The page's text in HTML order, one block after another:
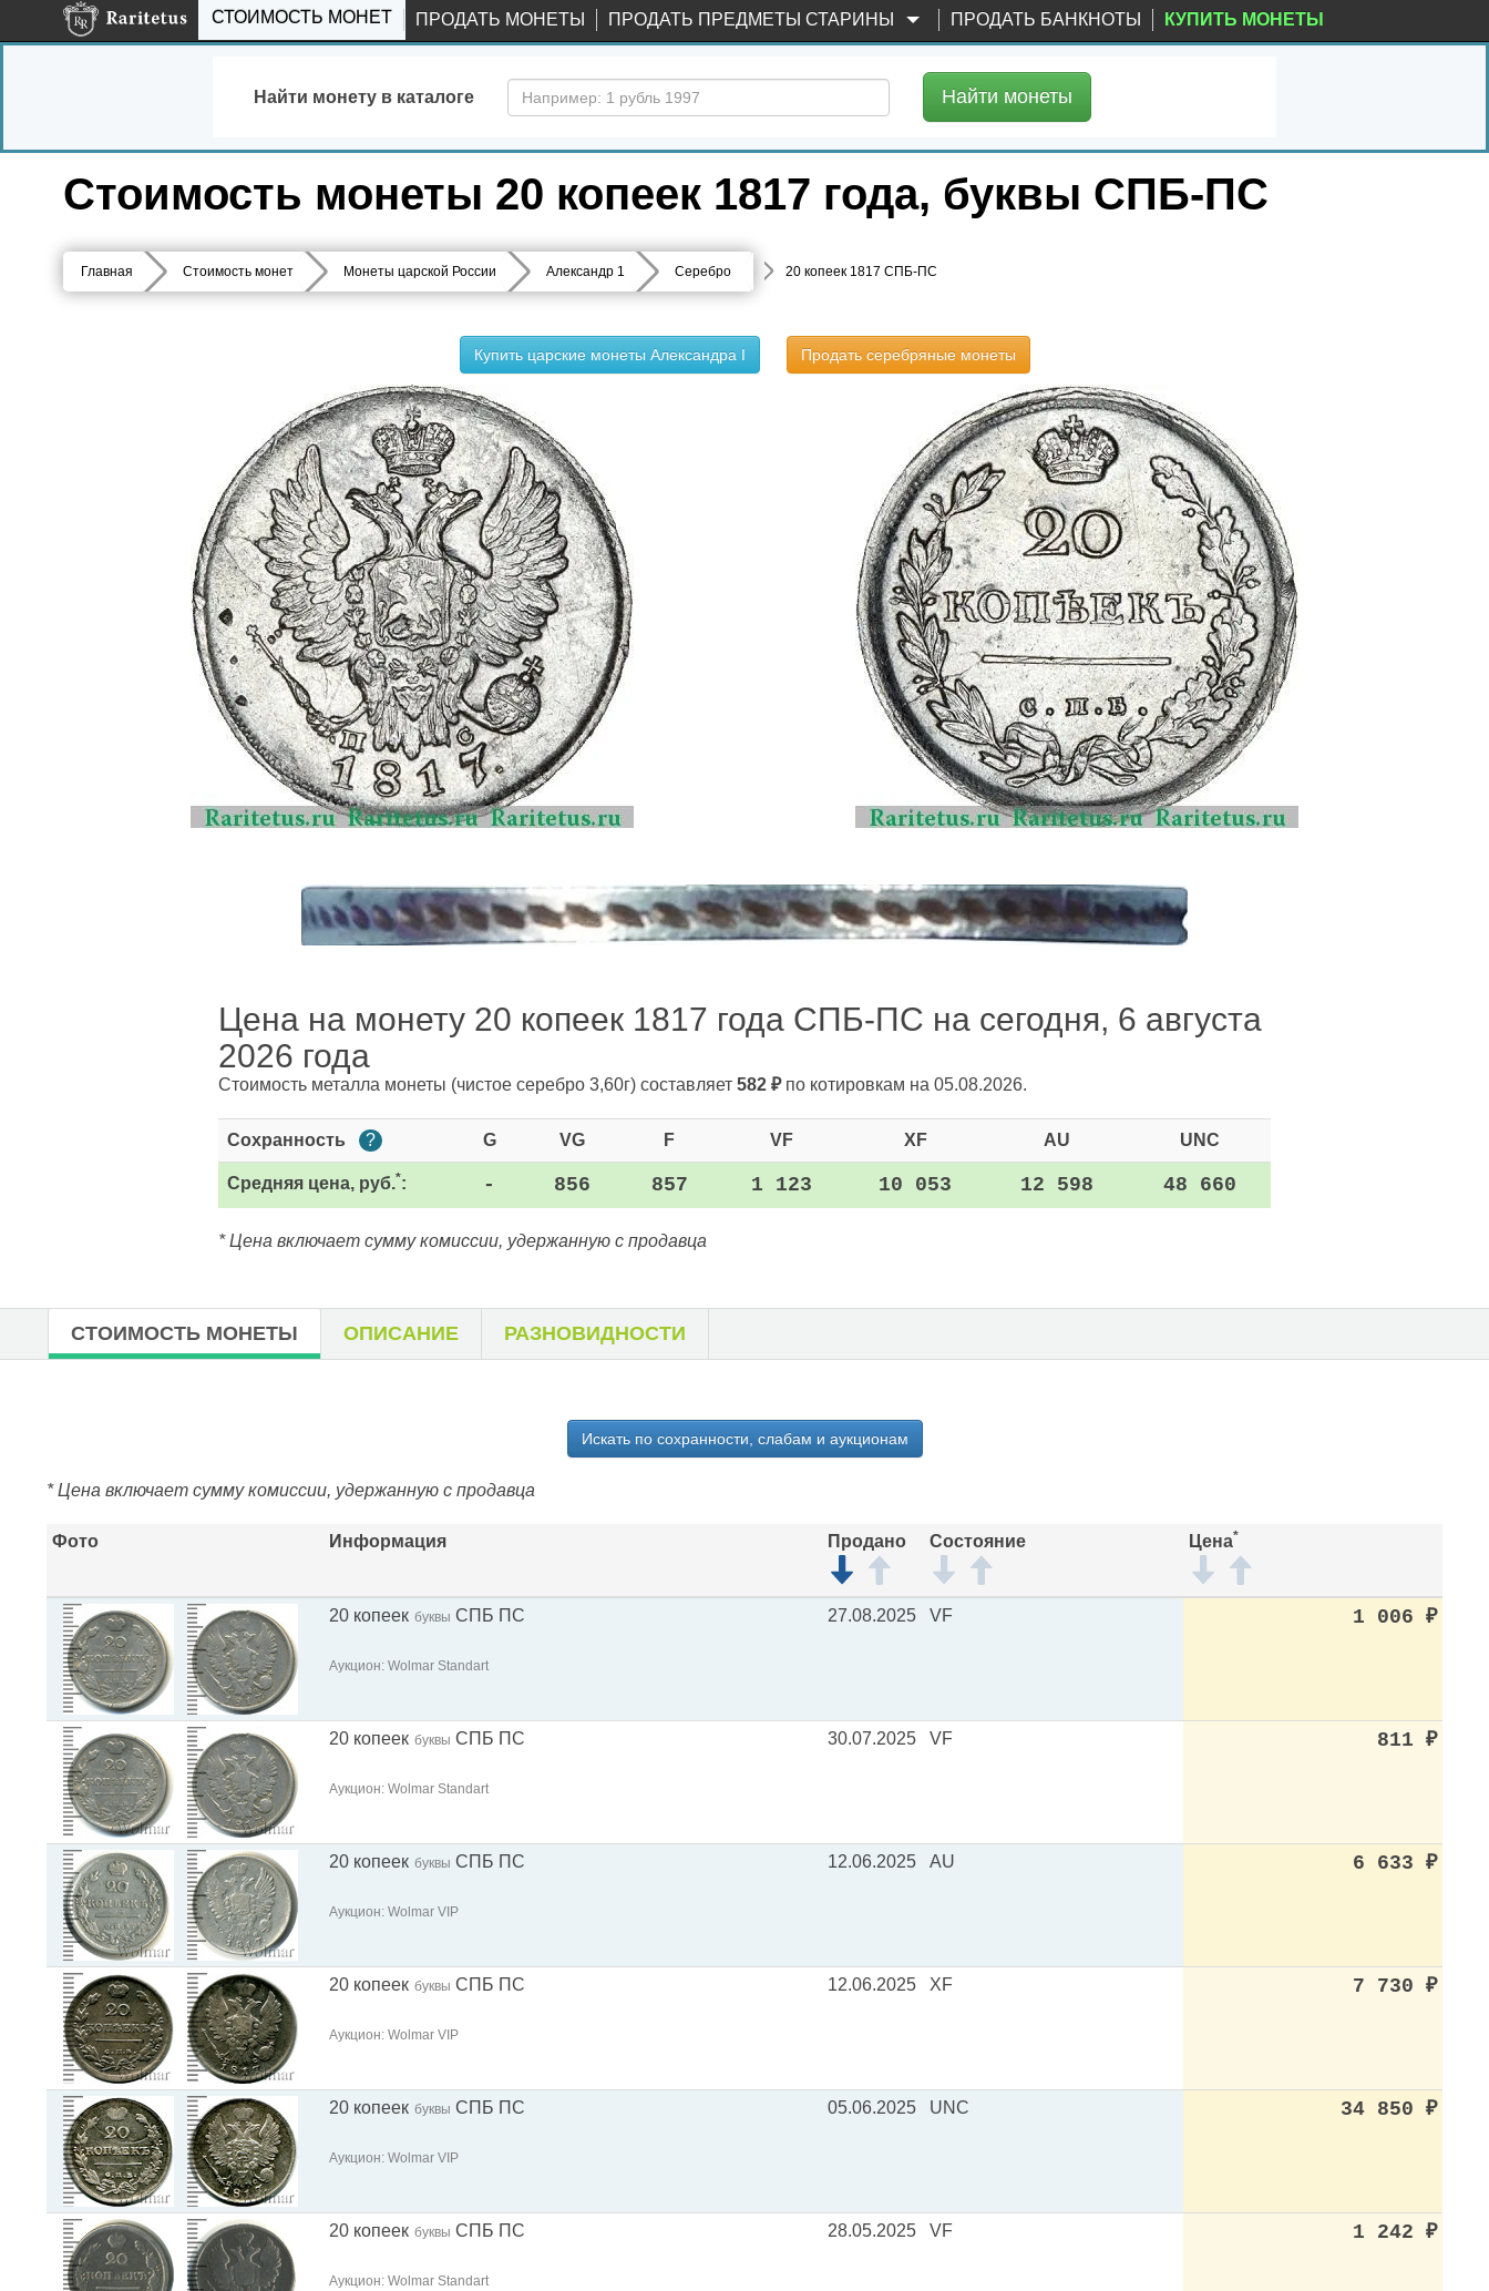
СТОИМОСТЬ МОНЕТ ПРОДАТЬ МОНЕТЫ ПРОДАТЬ ПРЕДМЕТЫ СТАРИНЫ ПРОДАТЬ БАНКНОТЫ КУПИТЬ МОНЕТЫ
Найти монету в каталоге Найти монеты
Стоимость монеты 20 копеек 1817 года, буквы СПБ-ПС
Главная Стоимость монет Монеты царской России Александр 1 Серебро 20 копеек 1817 СПБ-ПС
Купить царские монеты Александра I Продать серебряные монеты
Цена на монету 20 копеек 1817 года СПБ-ПС на сегодня, 6 августа
2026 года
Стоимость металла монеты (чистое серебро 3,60г) составляет 582 ₽по котировкам на 05.08.2026.
Сохранность ? G VG F VF XF AU UNC
Средняя цена, руб.*: - 856 857 1 123 10 053 12 598 48 660
* Цена включает сумму комиссии, удержанную с продавца
СТОИМОСТЬ МОНЕТЫ ОПИСАНИЕ РАЗНОВИДНОСТИ
Искать по сохранности, слабам и аукционам
* Цена включает сумму комиссии, удержанную с продавца
Фото Информация Продано Состояние Цена*
20 копеек буквы СПБ ПС
Аукцион: Wolmar Standart
27.08.2025 VF 1 006 ₽
20 копеек буквы СПБ ПС
Аукцион: Wolmar Standart
30.07.2025 VF 811 ₽
20 копеек буквы СПБ ПС
Аукцион: Wolmar VIP
12.06.2025 AU 6 633 ₽
20 копеек буквы СПБ ПС
Аукцион: Wolmar VIP
12.06.2025 XF 7 730 ₽
20 копеек буквы СПБ ПС
Аукцион: Wolmar VIP
05.06.2025 UNC 34 850 ₽
20 копеек буквы СПБ ПС
Аукцион: Wolmar Standart
28.05.2025 VF 1 242 ₽